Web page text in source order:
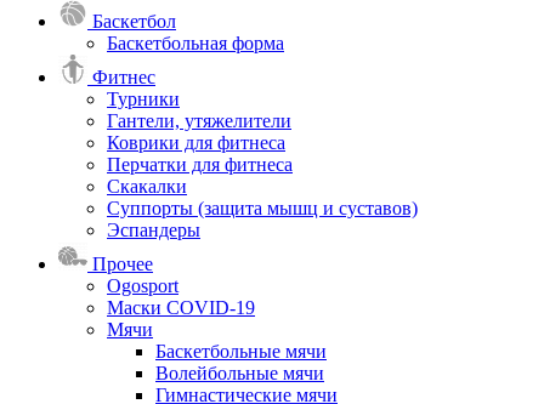
Баскетбол
Баскетбольная форма
Фитнес
Турники
Гантели, утяжелители
Коврики для фитнеса
Перчатки для фитнеса
Скакалки
Суппорты (защита мышц и суставов)
Эспандеры
Прочее
Ogosport
Маски COVID-19
Мячи
Баскетбольные мячи
Волейбольные мячи
Гимнастические мячи